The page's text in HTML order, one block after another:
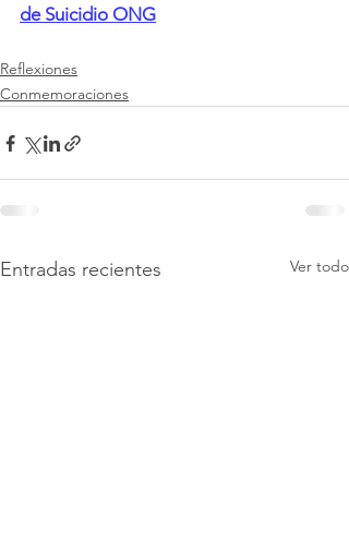
de Suicidio ONG
Reflexiones
Conmemoraciones
Entradas recientes Ver todo